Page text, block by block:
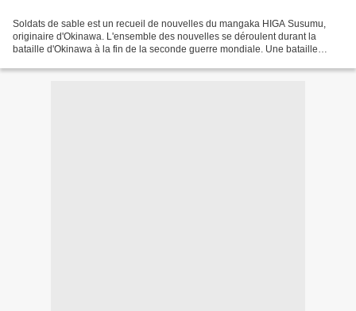
Soldats de sable est un recueil de nouvelles du mangaka HIGA Susumu,
originaire d'Okinawa. L'ensemble des nouvelles se déroulent durant la
bataille d'Okinawa à la fin de la seconde guerre mondiale. Une bataille